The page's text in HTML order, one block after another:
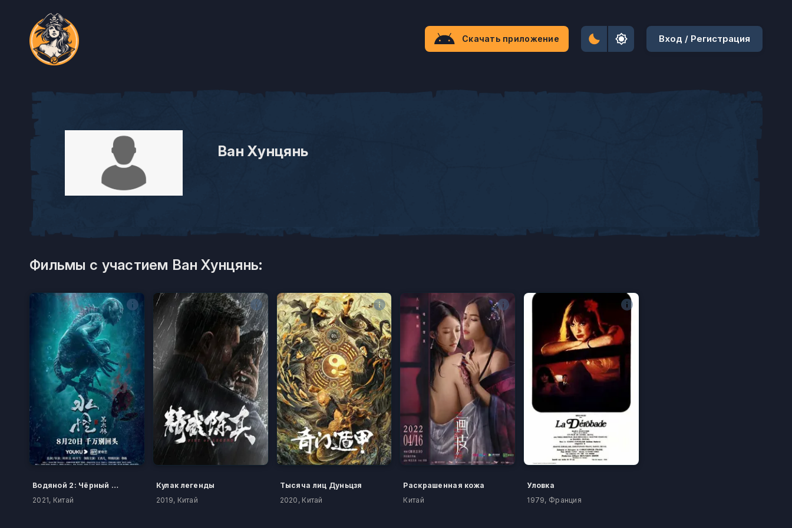
Скачать приложение Вход / Регистрация
Ван Хунцянь
Фильмы с участием Ван Хунцянь:
Водяной 2: Чёрный лес
2021, Китай
Кулак легенды
2019, Китай
Тысяча лиц Дуньцзя
2020, Китай
Раскрашенная кожа
Китай
Уловка
1979, Франция